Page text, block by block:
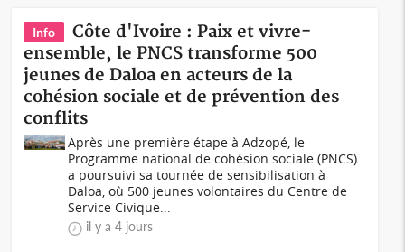
Info
Côte d'Ivoire : Paix et vivre-
ensemble, le PNCS transforme 500
jeunes de Daloa en acteurs de la
cohésion sociale et de prévention des
conflits
Après une première étape à Adzopé, le
Programme national de cohésion sociale (PNCS)
a poursuivi sa tournée de sensibilisation à
Daloa, où 500 jeunes volontaires du Centre de
Service Civique...
il y a 4 jours